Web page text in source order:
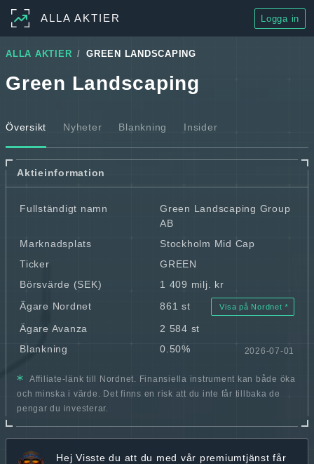
ALLA AKTIER Logga in
ALLA AKTIER GREEN LANDSCAPING
Green Landscaping
Översikt Nyheter Blankning Insider
Aktieinformation
Fullständigt namn
Green Landscaping Group
AB
Marknadsplats
Stockholm Mid Cap
Ticker
GREEN
Börsvärde (SEK)
1 409 milj. kr
Ägare Nordnet
861 st Visa på Nordnet
Ägare Avanza
2 584 st
Blankning
0.50% 2026-07-01
Affiliate-länk till Nordnet. Finansiella instrument kan både öka
och minska i värde. Det finns en risk att du inte får tillbaka de
pengar du investerar.
Hej Visste du att du med vår premiumtjänst får